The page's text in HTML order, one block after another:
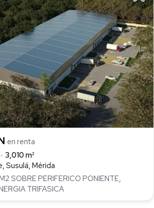
en renta
3,010 m²
Susulá, Mérida
SOBRE PERIFERICO PONIENTE,
TRIFASICA